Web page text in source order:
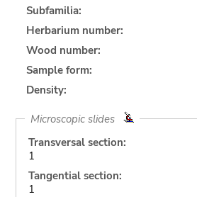
Subfamilia:
Herbarium number:
Wood number:
Sample form:
Density:
Microscopic slides
Transversal section:
1
Tangential section:
1